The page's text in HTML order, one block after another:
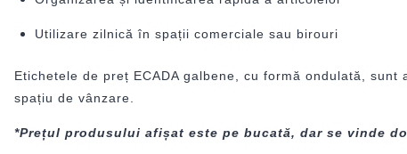
Utilizare zilnică în spații comerciale sau birouri
Etichetele de preț ECADA galbene, cu formă ondulată,
spațiu de vânzare.
*Prețul produsului afișat este pe bucată, dar se vinde